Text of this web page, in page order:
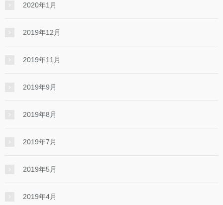
2020年1月
2019年12月
2019年11月
2019年9月
2019年8月
2019年7月
2019年5月
2019年4月